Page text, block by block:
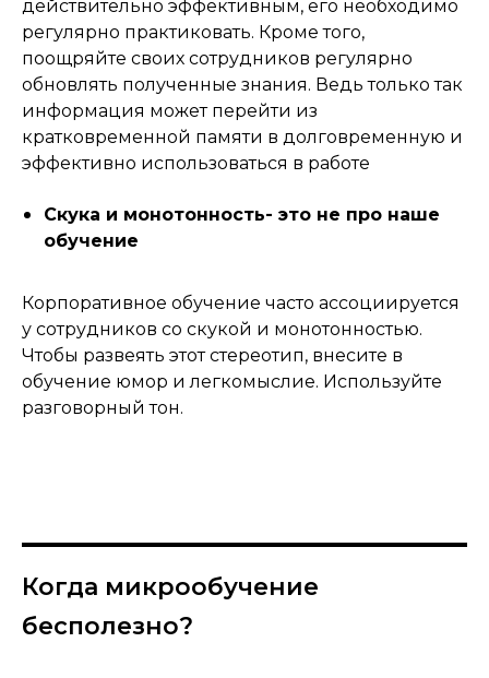
действительно эффективным, его необходимо
регулярно практиковать. Кроме того,
поощряйте своих сотрудников регулярно
обновлять полученные знания. Ведь только так
информация может перейти из
кратковременной памяти в долговременную и
эффективно использоваться в работе
Скука и монотонность- это не про наше
обучение
Корпоративное обучение часто ассоциируется
у сотрудников со скукой и монотонностью.
Чтобы развеять этот стереотип, внесите в
обучение юмор и легкомыслие. Используйте
разговорный тон.
Когда микрообучение
бесполезно?